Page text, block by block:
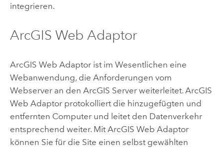
integrieren.
ArcGIS Web Adaptor
ArcGIS Web Adaptorist im Wesentlichen eine
Webanwendung, die Anforderungen vom
Webserver an den ArcGIS Serverweiterleitet. ArcGIS
Web Adaptorprotokolliert die hinzugefügten und
entfernten Computer und leitet den Datenverkehr
entsprechend weiter. Mit ArcGIS Web Adaptor
können Sie für die Site einen selbst gewählten